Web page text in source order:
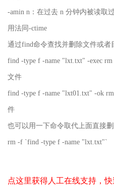
-amin n：在过去 n 分钟内被读取过
用法同-ctime
通过find命令查找并删除文件或者
find -type f -name "lxt.txt" -exec
文件
find -type f -name "lxt01.txt" -ok
件
也可以用一下命令取代上面直接删
rm -f `find -type f -name "lxt.txt"`
点这里获得人工在线支持，